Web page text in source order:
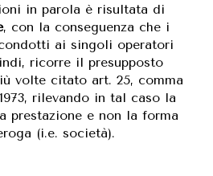
in parola è risultata di
, con la conseguenza che i
ai singoli operatori
ricorre il presupposto
volte citato art. 25, comma
rilevando in tal caso la
prestazione e non la forma
(i.e. società).